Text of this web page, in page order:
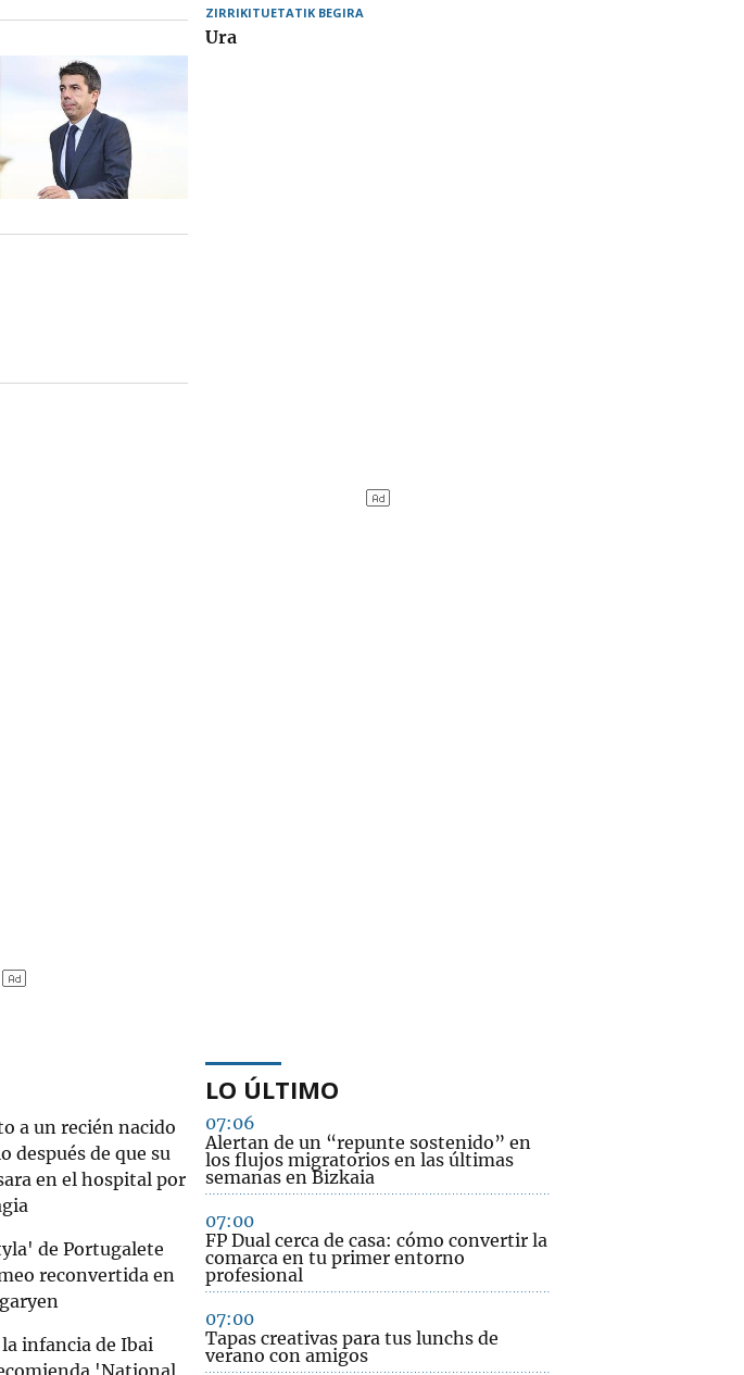
ZIRRIKITUETATIK BEGIRA
Ura
a un recién nacido
después de que su
en el hospital por
de Portugalete
reconvertida en
infancia de Ibai
'National
LO ÚLTIMO
07:06
Alertan de un “repunte sostenido” en
los flujos migratorios en las últimas
semanas en Bizkaia
07:00
FP Dual cerca de casa: cómo convertir la
comarca en tu primer entorno
profesional
07:00
Tapas creativas para tus lunchs de
verano con amigos